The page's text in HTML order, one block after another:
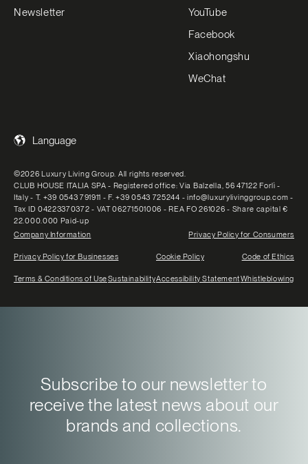
Newsletter
YouTube
Facebook
Xiaohongshu
WeChat
Language
©2026 Luxury Living Group. All rights reserved.
CLUB HOUSE ITALIA SPA - Registered office: Via Balzella, 56 47122 Forlì -
Italy - T. +39 0543 791911 - F. +39 0543 725244 - info@luxurylivinggroup.com -
Tax ID 04223370372 - VAT 06271501006 - REA FO 261026 - Share capital €
22.000.000 Paid-up
Company Information
Privacy Policy for Consumers
Privacy Policy for Businesses Cookie Policy Code of Ethics
Terms & Conditions of UseSustainabilityAccessibility StatementWhistleblowing
Subscribe to our newsletter to
receive the latest news about our
brands and collections.